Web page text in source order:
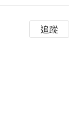
追蹤